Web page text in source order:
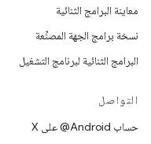
معاينة البرامج الثنائية
نسخة برامج الجهة المصنِّعة
البرامج الثنائية لبرنامج التشغيل
التواصل
حساب ‎@Android على X